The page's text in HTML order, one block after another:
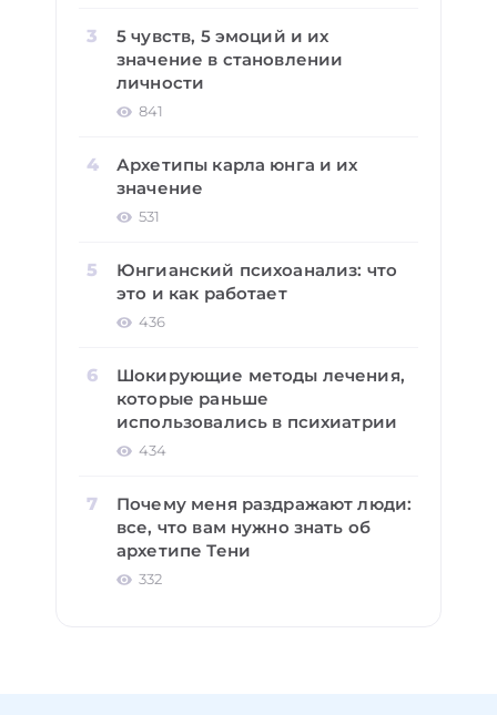
5 чувств, 5 эмоций и их
значение в становлении
личности
841
Архетипы карла юнга и их
значение
531
Юнгианский психоанализ: что
это и как работает
436
Шокирующие методы лечения,
которые раньше
использовались в психиатрии
434
Почему меня раздражают люди:
все, что вам нужно знать об
архетипе Тени
332